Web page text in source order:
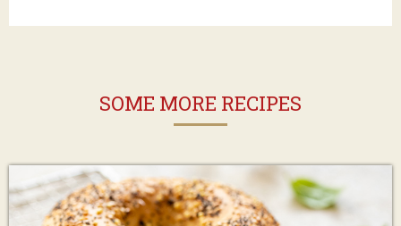
SOME MORE RECIPES